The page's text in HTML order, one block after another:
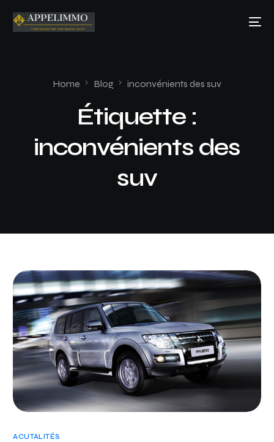
Home Blog inconvénients des suv
Étiquette :
inconvénients des
suv
ACUTALITÉS